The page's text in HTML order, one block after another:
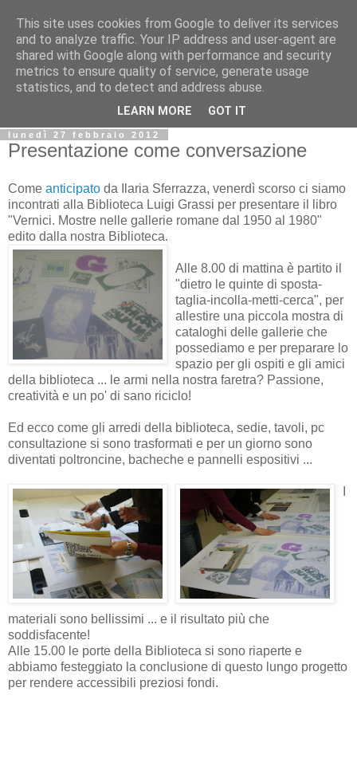
Biblio@rti in
Il Blog della Biblioteca di Area delle arti per condividere
informazioni iniziative incontri
lunedì 27 febbraio 2012
Presentazione come conversazione
Come anticipato da Ilaria Sferrazza, venerdì scorso ci siamo
incontrati alla Biblioteca Luigi Grassi per presentare il libro
"Vernici. Mostre nelle gallerie romane dal 1950 al 1980"
edito dalla nostra Biblioteca.
Alle 8.00 di mattina è partito il
"dietro le quinte di sposta-
taglia-incolla-metti-cerca", per
allestire una piccola mostra di
cataloghi delle gallerie che
possediamo e per preparare lo
spazio per gli ospiti e gli amici
della biblioteca ... le armi nella nostra faretra? Passione,
creatività e un po' di sano riciclo!
Ed ecco come gli arredi della biblioteca, sedie, tavoli, pc
consultazione si sono trasformati e per un giorno sono
diventati poltroncine, bacheche e pannelli espositivi ...
materiali sono bellissimi ... e il risultato più che
soddisfacente!
Alle 15.00 le porte della Biblioteca si sono riaperte e
abbiamo festeggiato la conclusione di questo lungo progetto
per rendere accessibili preziosi fondi.
This site uses cookies from Google to deliver its services
and to analyze traffic. Your IP address and user-agent are
shared with Google along with performance and security
metrics to ensure quality of service, generate usage
statistics, and to detect and address abuse.
LEARN MORE GOT IT